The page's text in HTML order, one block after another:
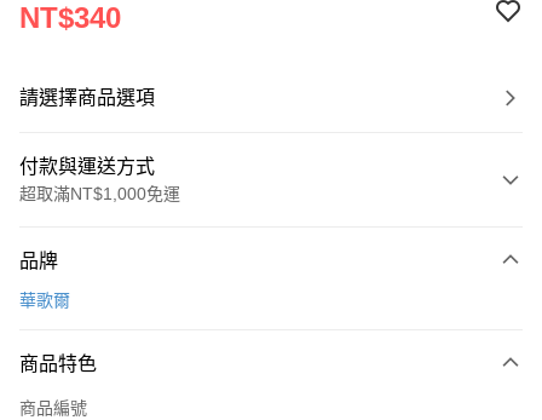
NT$340
請選擇商品選項
付款與運送方式
超取滿NT$1,000免運
信用卡一次付款
LINE Pay
街口支付
品牌
華歌爾
商品特色
商品編號